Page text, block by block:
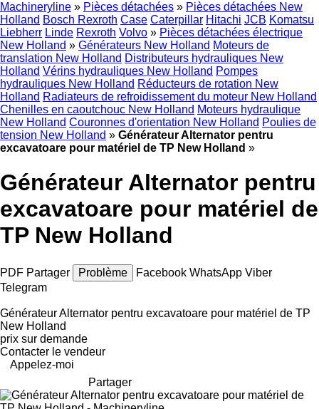
Machineryline » Pièces détachées » Pièces détachées New
Holland Bosch Rexroth Case Caterpillar Hitachi JCB Komatsu
Liebherr Linde Rexroth Volvo » Pièces détachées électrique
New Holland » Générateurs New Holland Moteurs de
translation New Holland Distributeurs hydrauliques New
Holland Vérins hydrauliques New Holland Pompes
hydrauliques New Holland Réducteurs de rotation New
Holland Radiateurs de refroidissement du moteur New Holland
Chenilles en caoutchouc New Holland Moteurs hydraulique
New Holland Couronnes d'orientation New Holland Poulies de
tension New Holland » Générateur Alternator pentru
excavatoare pour matériel de TP New Holland »
Générateur Alternator pentru
excavatoare pour matériel de
TP New Holland
PDF Partager Problème Facebook WhatsApp Viber
Telegram
Générateur Alternator pentru excavatoare pour matériel de TP
New Holland
prix sur demande
Contacter le vendeur
Appelez-moi
Partager